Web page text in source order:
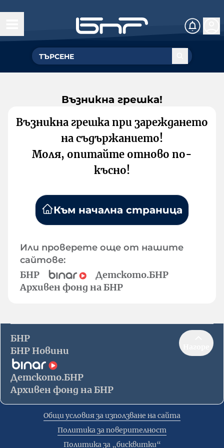
Възникна грешка!
Възникна грешка при зареждането
на съдържанието!
Моля, опитайте отново по-
късно!
Към начална страница
Или проверете още от нашите
сайтове:
БНР
Детското.БНР
Архивен фонд на БНР
БНР
БНР Новини
Детското.БНР
Архивен фонд на БНР
Общи условия за използване на сайта
Политика за поверителност
Политика за „бисквитки“